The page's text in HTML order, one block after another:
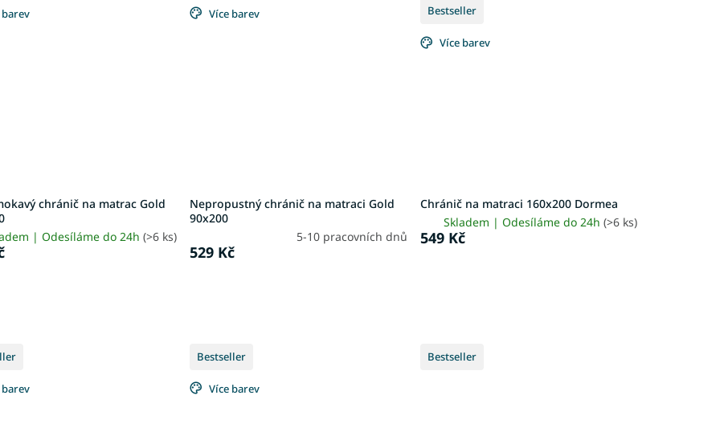
barev
chránič na matrac Gold
| Odesíláme do 24h(>6 ks)
Více barev
Nepropustný chránič na matraci Gold
90x200
5-10 pracovních dnů
529 Kč
Bestseller
Více barev
Chránič na matraci 160x200 Dormea
Skladem | Odesíláme do 24h (>6 ks)
549 Kč
barev
Bestseller
Více barev
Bestseller